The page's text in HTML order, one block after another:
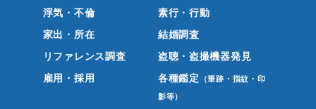
浮気・不倫
素行・行動
家出・所在
結婚調査
リファレンス調査
盗聴・盗撮機器発見
雇用・採用
各種鑑定 （筆跡・指紋・印
影等）